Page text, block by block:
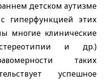
детском аутизме
гиперфункцией этих
многие клинические
и др.)
таких
успешное